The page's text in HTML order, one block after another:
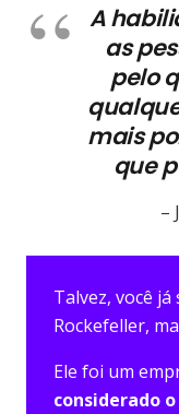
A
as
pelo
mais
que
–
Talvez, você
Rockefeller,
Ele foi um
considerado